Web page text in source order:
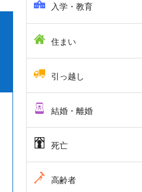
入学・教育
住まい
引っ越し
結婚・離婚
死亡
高齢者